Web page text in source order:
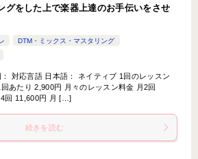
グをした上で楽器上達のお手伝いをさせ
DTM・ミックス・マスタリング
対応言語 日本語： ネイティブ 1回のレッスン
あたり 2,900円 月々のレッスン料金 月2回
4回 11,600円 月 […]
続きを読む